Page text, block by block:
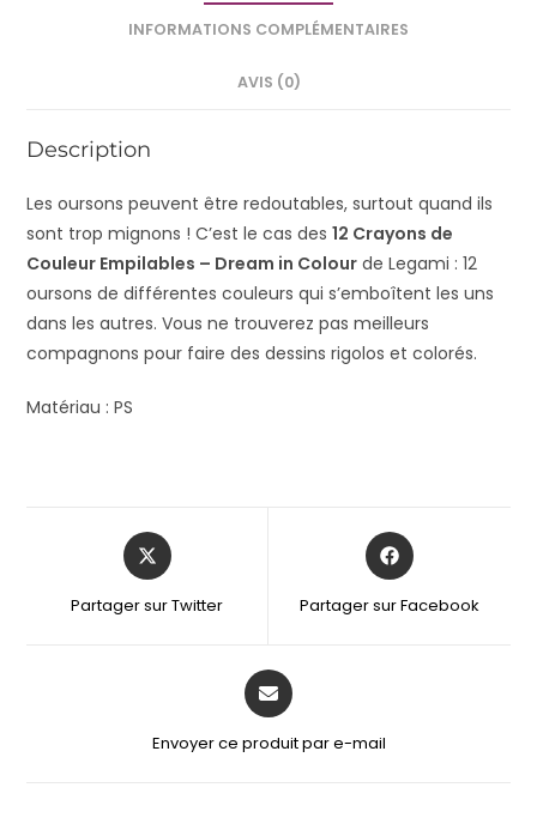
INFORMATIONS COMPLÉMENTAIRES
AVIS (0)
Description
Les oursons peuvent être redoutables, surtout quand ils
sont trop mignons ! C’est le cas des12 Crayons de
Couleur Empilables – Dream in Colour de Legami : 12
oursons de différentes couleurs qui s’emboîtent les uns
dans les autres. Vous ne trouverez pas meilleurs
compagnons pour faire des dessins rigolos et colorés.
Matériau : PS
Partager sur Twitter Partager sur Facebook
Envoyer ce produit par e-mail